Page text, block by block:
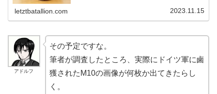
letztbatallion.com 2023.11.15
アドルフ
その予定ですな。
筆者が調査したところ、実際にドイツ軍に鹵
獲されたM10の画像が何枚か出てきたらし
く。